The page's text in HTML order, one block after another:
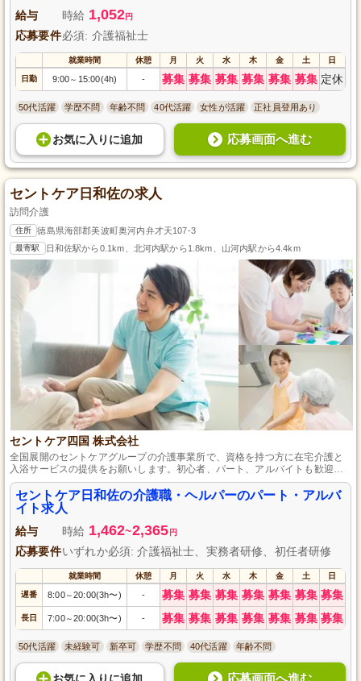
給与 時給 1,052円
応募要件必須: 介護福祉士
就業時間 休憩 月 火 水 木 金 土 日
日勤 9:00～ 15:00(4h) - 募集 募集 募集 募集 募集 募集 定休
50代活躍 学歴不問 年齢不問 40代活躍 女性が活躍 正社員登用あり
お気に入り に追加 応募画面へ進む
セントケア日和佐の求人
訪問介護
住所 徳島県海部郡美波町奥河内弁才天107-3
最寄駅 日和佐駅から0.1km、北河内駅から1.8km、山河内駅から4.4km
セントケア四国 株式会社
全国展開のセントケアグループの介護事業所で、資格を持つ方に在宅介護と
入浴サービスの提供をお願いします。初心者、パート、アルバイトも歓迎あ
り、独自の育成研修やランクアップ制度で質の高いサービスを提供し、その
評価を手当で還元します。マイカー通勤や業務使用も可能で、週末や祝日の
勤務時の時給アップ制度もあります。場所は徳島県美波町の「セントケア日
和佐」で、夜間勤務希望の方も募集中です。
セントケア日和佐の介護職・ヘルパーのパート・アルバ
イト求人
給与 時給 1,462~2,365 円
応募要件いずれか必須: 介護福祉士、実務者研修、初任者研修
就業時間 休憩 月 火 水 木 金 土 日
遅番 8:00～20:00(3h〜) - 募集 募集 募集 募集 募集 募集 募集
長日 7:00～20:00(3h〜) - 募集 募集 募集 募集 募集 募集 募集
50代活躍 未経験可 新卒可 学歴不問 40代活躍 年齢不問